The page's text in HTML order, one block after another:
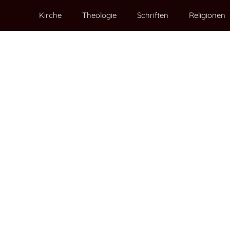
Kirche Theologie Schriften Religionen